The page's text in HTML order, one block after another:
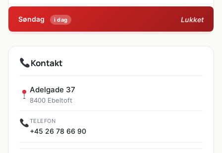
Søndag i dag Lukket
Kontakt
Adelgade 37
8400 Ebeltoft
TELEFON
+45 26 78 66 90